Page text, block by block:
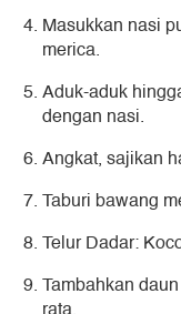
Masukkan nasi
merica.
Aduk-aduk
dengan nasi.
Angkat, sajikan
Taburi bawang
Telur Dadar:
Tambahkan